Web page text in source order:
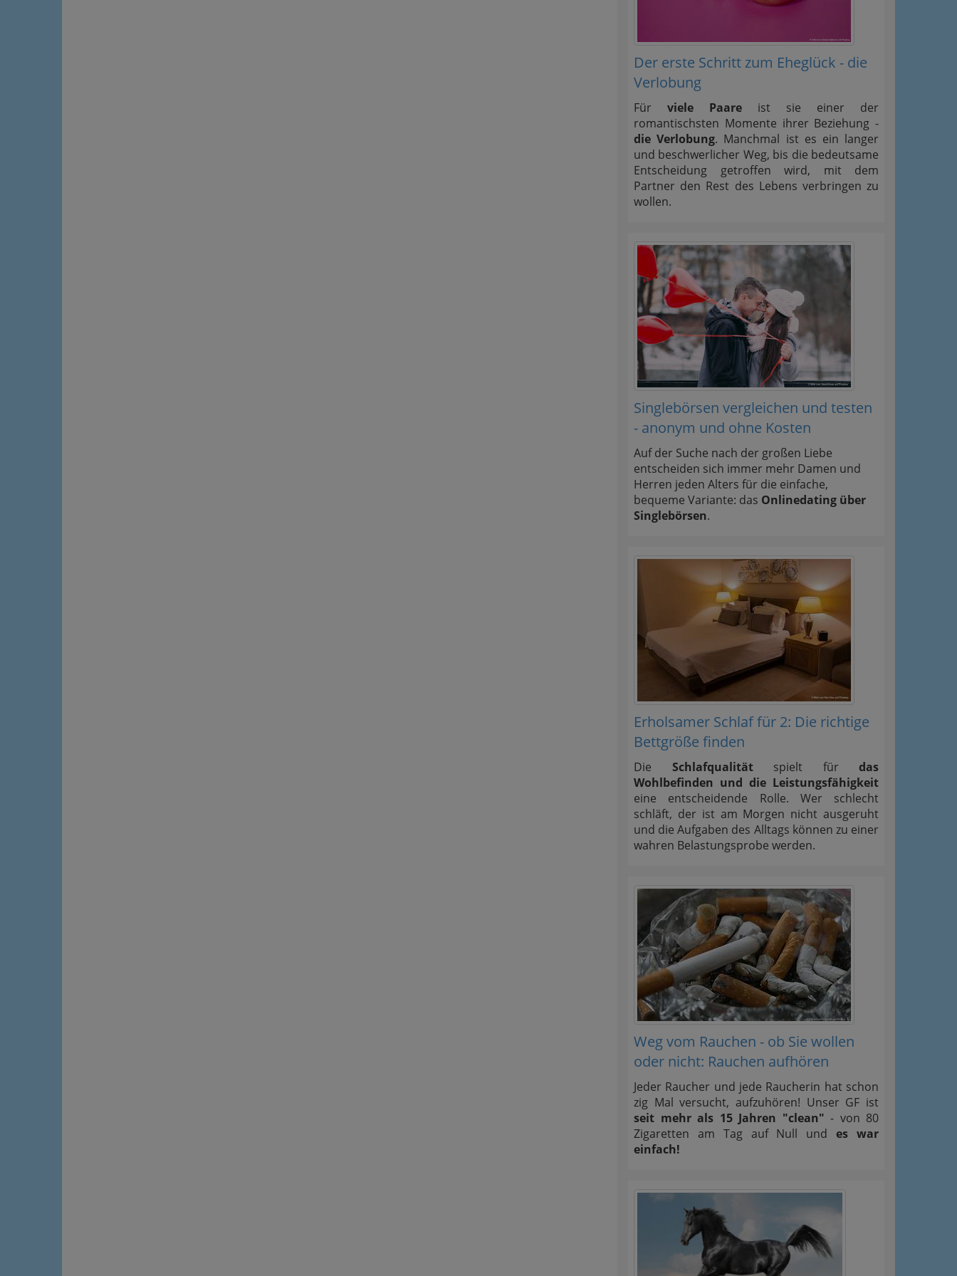
Der erste Schritt zum Eheglück - die
Verlobung
Für viele Paare ist sie einer der
romantischsten Momente ihrer Beziehung -
die Verlobung. Manchmal ist es ein langer
und beschwerlicher Weg, bis die bedeutsame
Entscheidung getroffen wird, mit dem
Partner den Rest des Lebens verbringen zu
wollen.
Singlebörsen vergleichen und testen
- anonym und ohne Kosten
Auf der Suche nach der großen Liebe
entscheiden sich immer mehr Damen und
Herren jeden Alters für die einfache,
bequeme Variante: das Onlinedating über
Singlebörsen.
Erholsamer Schlaf für 2: Die richtige
Bettgröße finden
Die Schlafqualitätspielt für das
Wohlbefinden und die Leistungsfähigkeit
eine entscheidende Rolle. Wer schlecht
schläft, der ist am Morgen nicht ausgeruht
und die Aufgaben des Alltags können zu einer
wahren Belastungsprobe werden.
Weg vom Rauchen - ob Sie wollen
oder nicht: Rauchen aufhören
Jeder Raucher und jede Raucherin hat schon
zig Mal versucht, aufzuhören! Unser GF ist
seit mehr als 15 Jahren "clean" - von 80
Zigaretten am Tag auf Null undes war
einfach!